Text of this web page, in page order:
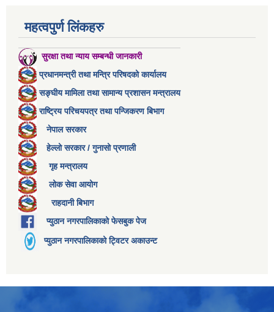
महत्वपुर्ण लिंकहरु
सुरक्षा तथा न्याय सम्बन्धी जानकारी
प्रधानमन्त्री तथा मन्त्रि परिषदको कार्यालय
सङ्घीय मामिला तथा सामान्य प्रशासन मन्त्रालय
राष्ट्रिय परिचयपत्र तथा पन्जिकरण बिभाग
नेपाल सरकार
हेल्लो सरकार / गुनासो प्रणाली
गृह मन्त्रालय
लोक सेवा आयोग
राहदानी बिभाग
प्युठान नगरपालिकाको फेसबुक पेज
प्युठान नगरपालिकाको ट्विटर अकाउन्ट